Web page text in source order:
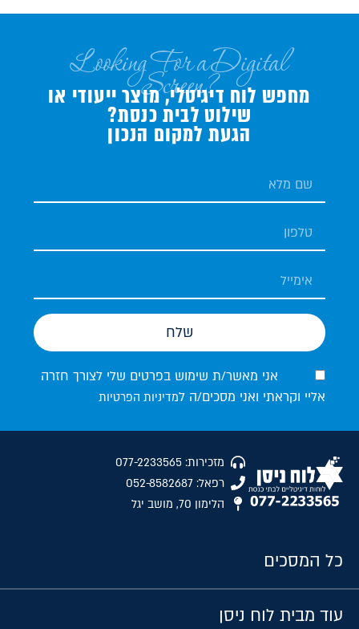
Looking For a Digital
Screen?
מחפש לוח דיגיטלי, מוצר ייעודי או
שילוט לבית כנסת?
הגעת למקום הנכון
אני מאשר/ת שימוש בפרטים שלי לצורך חזרה
אליי וקראתי ואני מסכים/ה למדיניות הפרטיות
שלח
מזכירות: 077-2233565
רפאל: 052-8582687
הלימון 70, מושב יגל
כל המסכים
עוד מבית לוח ניסן